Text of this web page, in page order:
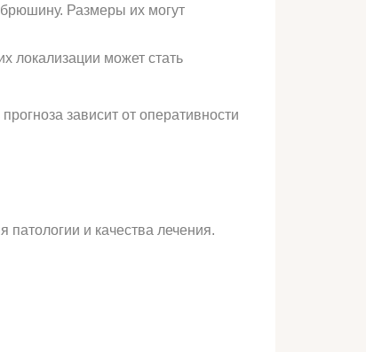
брюшину. Размеры их могут
локализации может стать
зависит от оперативности
и качества лечения.